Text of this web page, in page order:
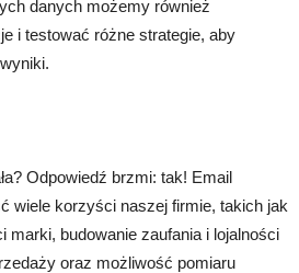
danych możemy również
i testować różne strategie, aby
Odpowiedź brzmi: tak! Email
wiele korzyści naszej firmie, takich jak
marki, budowanie zaufania i lojalności
oraz możliwość pomiaru